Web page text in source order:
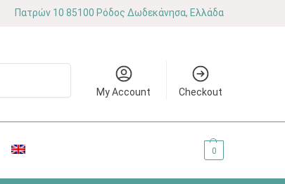
Πατρών 10 85100 Ρόδος Δωδεκάνησα, Ελλάδα
My Account Checkout
0